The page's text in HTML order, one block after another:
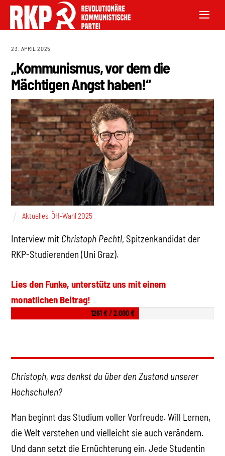
23. APRIL 2025
„Kommunismus, vor dem die
Mächtigen Angst haben!“
Aktuelles, ÖH-Wahl 2025
Interview mit Christoph Pechtl, Spitzenkandidat der
RKP-Studierenden (Uni Graz).
Lies den Funke, unterstütz uns mit einem
monatlichen Beitrag!
1261 € / 2.000 €
Christoph, was denkst du über den Zustand unserer
Hochschulen?
Man beginnt das Studium voller Vorfreude. Will Lernen,
die Welt verstehen und vielleicht sie auch verändern.
Und dann setzt die Ernüchterung ein. Jede Studentin